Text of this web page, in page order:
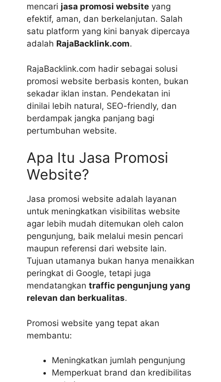
mencari jasa promosi website yang
efektif, aman, dan berkelanjutan. Salah
satu platform yang kini banyak dipercaya
adalah RajaBacklink.com.
RajaBacklink.com hadir sebagai solusi
promosi website berbasis konten, bukan
sekadar iklan instan. Pendekatan ini
dinilai lebih natural, SEO-friendly, dan
berdampak jangka panjang bagi
pertumbuhan website.
Apa Itu Jasa Promosi
Website?
Jasa promosi website adalah layanan
untuk meningkatkan visibilitas website
agar lebih mudah ditemukan oleh calon
pengunjung, baik melalui mesin pencari
maupun referensi dari website lain.
Tujuan utamanya bukan hanya menaikkan
peringkat di Google, tetapi juga
mendatangkan traffic pengunjung yang
relevan dan berkualitas.
Promosi website yang tepat akan
membantu:
Meningkatkan jumlah pengunjung
Memperkuat brand dan kredibilitas